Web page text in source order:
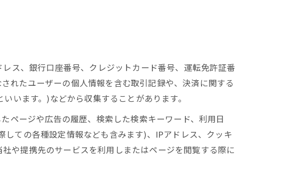
ス、銀行口座番号、クレジットカード番号、運転免許証番
れたユーザーの個人情報を含む取引記録や、決済に関する
います。)などから収集することがあります。
ページや広告の履歴、検索した検索キーワード、利用日
ての各種設定情報なども含みます)、IPアドレス、クッキ
や提携先のサービスを利用しまたはページを閲覧する際に